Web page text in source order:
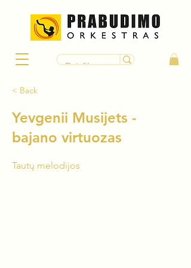
< Back
Yevgenii Musijets -
bajano virtuozas
Tautų melodijos